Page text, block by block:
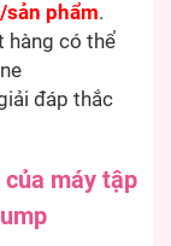
phẩm.
hàng có thể
đáp thắc
máy tập